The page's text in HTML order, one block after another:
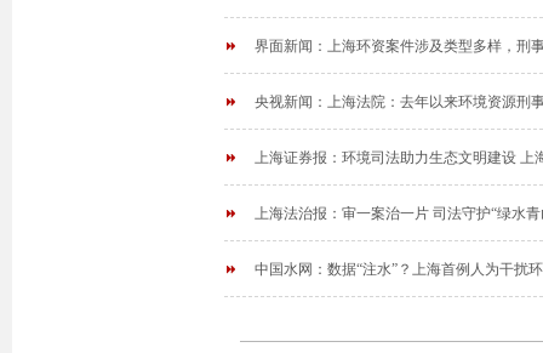
界面新闻：上海环资案件涉及类型多样，刑
央视新闻：上海法院：去年以来环境资源刑
上海证券报：环境司法助力生态文明建设 上
上海法治报：审一案治一片 司法守护“绿水青
中国水网：数据“注水”？上海首例人为干扰